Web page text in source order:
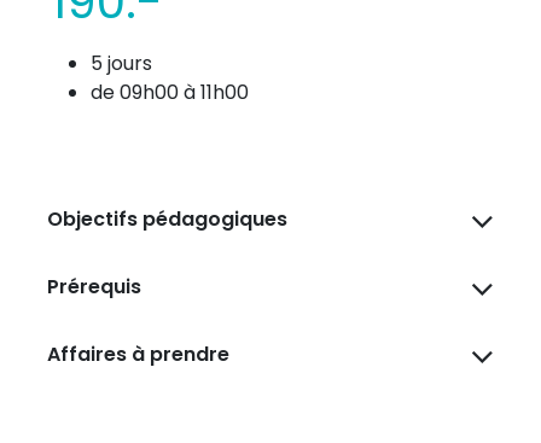
5 jours
de 09h00 à 11h00
Objectifs pédagogiques
Prérequis
Affaires à prendre